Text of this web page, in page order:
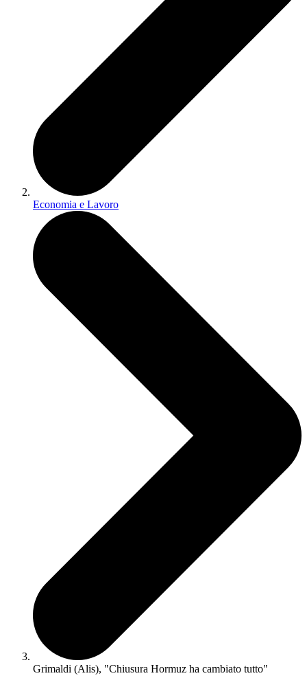
Economia e Lavoro
Grimaldi (Alis), "Chiusura Hormuz ha cambiato tutto"